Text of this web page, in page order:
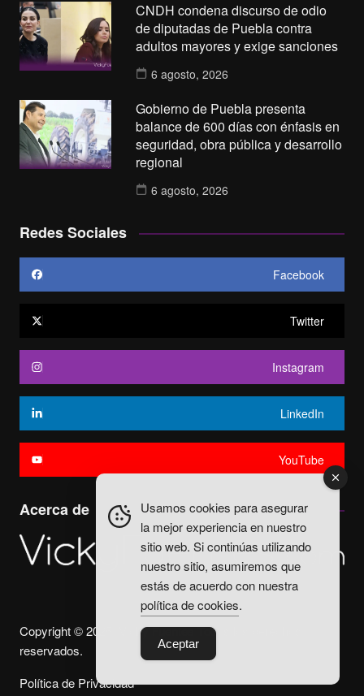
CNDH condena discurso de odio
de diputadas de Puebla contra
adultos mayores y exige sanciones
6 agosto, 2026
Gobierno de Puebla presenta
balance de 600 días con énfasis en
seguridad, obra pública y desarrollo
regional
6 agosto, 2026
Redes Sociales
Facebook
Twitter
Instagram
LinkedIn
YouTube
Acerca de
Copyright © 2025. Vicky Fuentes Todos los derechos
reservados.
Política de Privacidad
Usamos cookies para asegurar
la mejor experiencia en nuestro
sitio web. Si continúas utilizando
nuestro sitio, asumiremos que
estás de acuerdo con nuestra
política de cookies.
Aceptar